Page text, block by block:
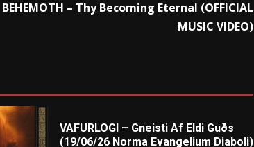
BEHEMOTH – Thy Becoming Eternal (OFFICIAL
MUSIC VIDEO)
VAFURLOGI – Gneisti Af Eldi Guðs
(19/06/26 Norma Evangelium Diaboli)